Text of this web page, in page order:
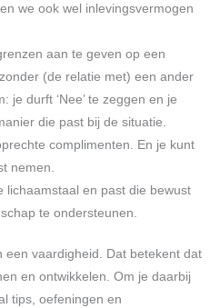
we ook wel inlevingsvermogen
aan te geven op een
(de relatie met) een ander
je durft ‘Nee’ te zeggen en je
die past bij de situatie.
complimenten. En je kunt
nemen.
lichaamstaal en past die bewust
te ondersteunen.
een vaardigheid. Dat betekent dat
en ontwikkelen. Om je daarbij
tips, oefeningen en